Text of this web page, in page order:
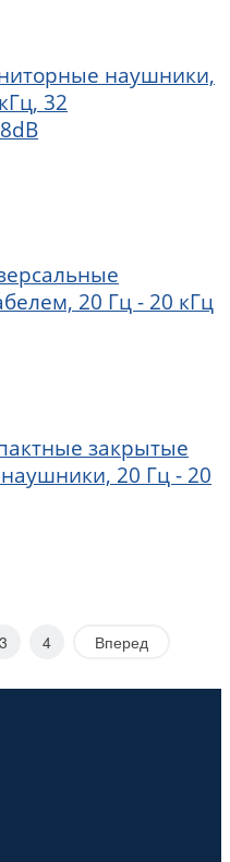
наушники,
32
20 Гц - 20 кГц
закрытые
20 Гц - 20
3 4 Вперед